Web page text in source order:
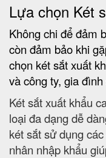
Lựa chọn Két
Không chi để đảm
còn đảm bảo khi
chọn két sắt xuất
và công ty, gia
Két sắt xuất khẩu
loại đa dạng dễ
két sắt sử dụng
nhân nhập khẩu